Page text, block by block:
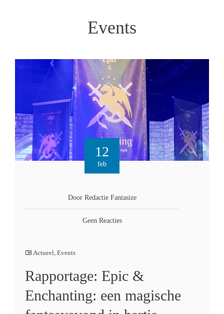
Events
12
feb
Door Redactie Fantasize
Geen Reacties
Actueel, Events
Rapportage: Epic &
Enchanting: een magische